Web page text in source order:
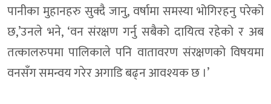
पानीका मुहानहरु सुक्दै जानु, वर्षामा समस्या भोगिरहनु परेको
छ,’उनले भने, ‘वन संरक्षण गर्नु सबैको दायित्व रहेको र अब
तत्कालरुपमा पालिकाले पनि वातावरण संरक्षणको विषयमा
वनसँग समन्वय गरेर अगाडि बढ्न आवश्यक छ ।’